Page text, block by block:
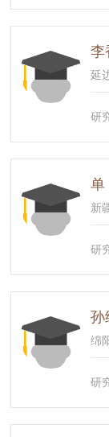
李
延
研
新
研
孙
绵
研